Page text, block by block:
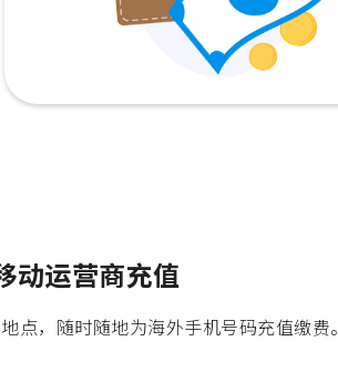
动运营商充值
点，随时随地为海外手机号码充值缴费。